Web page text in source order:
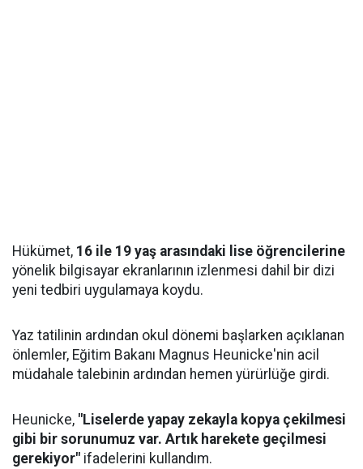
Hükümet, 16 ile 19 yaş arasındaki lise öğrencilerine
yönelik bilgisayar ekranlarının izlenmesi dahil bir dizi
yeni tedbiri uygulamaya koydu.
Yaz tatilinin ardından okul dönemi başlarken açıklanan
önlemler, Eğitim Bakanı Magnus Heunicke'nin acil
müdahale talebinin ardından hemen yürürlüğe girdi.
Heunicke, "Liselerde yapay zekayla kopya çekilmesi
gibi bir sorunumuz var. Artık harekete geçilmesi
gerekiyor" ifadelerini kullandım.